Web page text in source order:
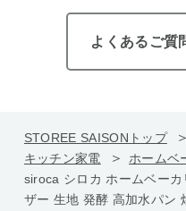
よくあるご質
STOREE SAISONトップ
キッチン家電
ホームベ
siroca シロカ ホームベー
ザー 生地 発酵 高加水パン